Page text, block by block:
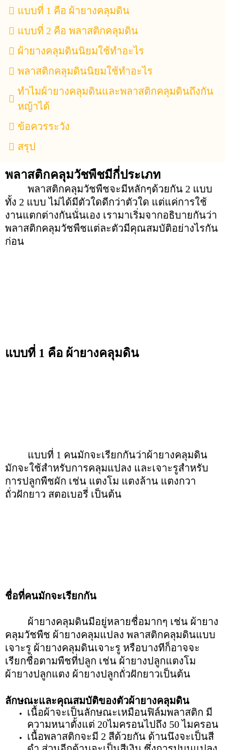
แบบที่ 1 คือ ผ้ายางคลุมดิน
แบบที่ 2 คือ พลาสติกคลุมดิน
ผ้ายางคลุมดินนิยมใช้ทำอะไร
พลาสติกคลุมดินนิยมใช้ทำอะไร
ทำไมผ้ายางคลุมดินและพลาสติกคลุมดินถึงกัน
หญ้าได้
ข้อควรระวัง
สรุป
พลาสติกคลุมวัชพืชมีกี่ประเภท
พลาสติกคลุมวัชพืชจะมีหลักๆด้วยกัน 2 แบบ
ทั้ง 2 แบบ ไม่ได้มีตัวใดดีกว่าตัวใด แต่แค่การใช้
งานแตกต่างกันนั่นเอง เรามาเริ่มจากอธิบายกันว่า
พลาสติกคลุมวัชพืชแต่ละตัวมีคุณสมบัติอย่างไรกัน
ก่อน
แบบที่ 1 คือ ผ้ายางคลุมดิน
แบบที่ 1 คนมักจะเรียกกันว่าผ้ายางคลุมดิน
มักจะใช้สำหรับการคลุมแปลง และเจาะรูสำหรับ
การปลูกพืชผัก เช่น แตงโม แตงล้าน แตงกวา
ถั่วฝักยาว สตอเบอรี่ เป็นต้น
ชื่อที่คนมักจะเรียกกัน
ผ้ายางคลุมดินมีอยู่หลายชื่อมากๆ เช่น ผ้ายาง
คลุมวัชพืช ผ้ายางคลุมแปลง พลาสติกคลุมดินแบบ
เจาะรู ผ้ายางคลุมดินเจาะรู หรือบางทีก็อาจจะ
เรียกชื่อตามพืชที่ปลูก เช่น ผ้ายางปลูกแตงโม
ผ้ายางปลูกแตง ผ้ายางปลูกถั่วฝักยาวเป็นต้น
ลักษณะและคุณสมบัติของตัวผ้ายางคลุมดิน
เนื้อผ้าจะเป็นลักษณะเหมือนฟิล์มพลาสติก มี
ความหนาตั้งแต่ 20ไมครอนไปถึง 50 ไมครอน
เนื้อพลาสติกจะมี 2 สีด้วยกัน ด้านนึงจะเป็นสี